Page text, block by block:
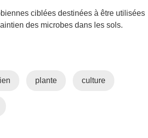
e
n
ciblées destinées à être utilisées
des microbes dans les sols.
plante culture